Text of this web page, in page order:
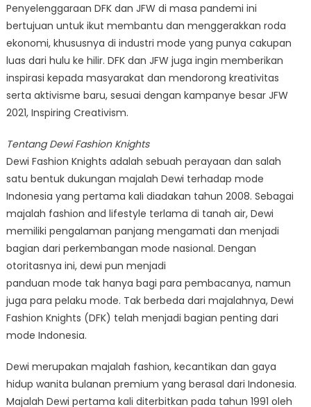
Penyelenggaraan DFK dan JFW di masa pandemi ini
bertujuan untuk ikut membantu dan menggerakkan roda
ekonomi, khususnya di industri mode yang punya cakupan
luas dari hulu ke hilir. DFK dan JFW juga ingin memberikan
inspirasi kepada masyarakat dan mendorong kreativitas
serta aktivisme baru, sesuai dengan kampanye besar JFW
2021, Inspiring Creativism.
Tentang Dewi Fashion Knights
Dewi Fashion Knights adalah sebuah perayaan dan salah
satu bentuk dukungan majalah Dewi terhadap mode
Indonesia yang pertama kali diadakan tahun 2008. Sebagai
majalah fashion and lifestyle terlama di tanah air, Dewi
memiliki pengalaman panjang mengamati dan menjadi
bagian dari perkembangan mode nasional. Dengan
otoritasnya ini, dewi pun menjadi
panduan mode tak hanya bagi para pembacanya, namun
juga para pelaku mode. Tak berbeda dari majalahnya, Dewi
Fashion Knights (DFK) telah menjadi bagian penting dari
mode Indonesia.
Dewi merupakan majalah fashion, kecantikan dan gaya
hidup wanita bulanan premium yang berasal dari Indonesia.
Majalah Dewi pertama kali diterbitkan pada tahun 1991 oleh